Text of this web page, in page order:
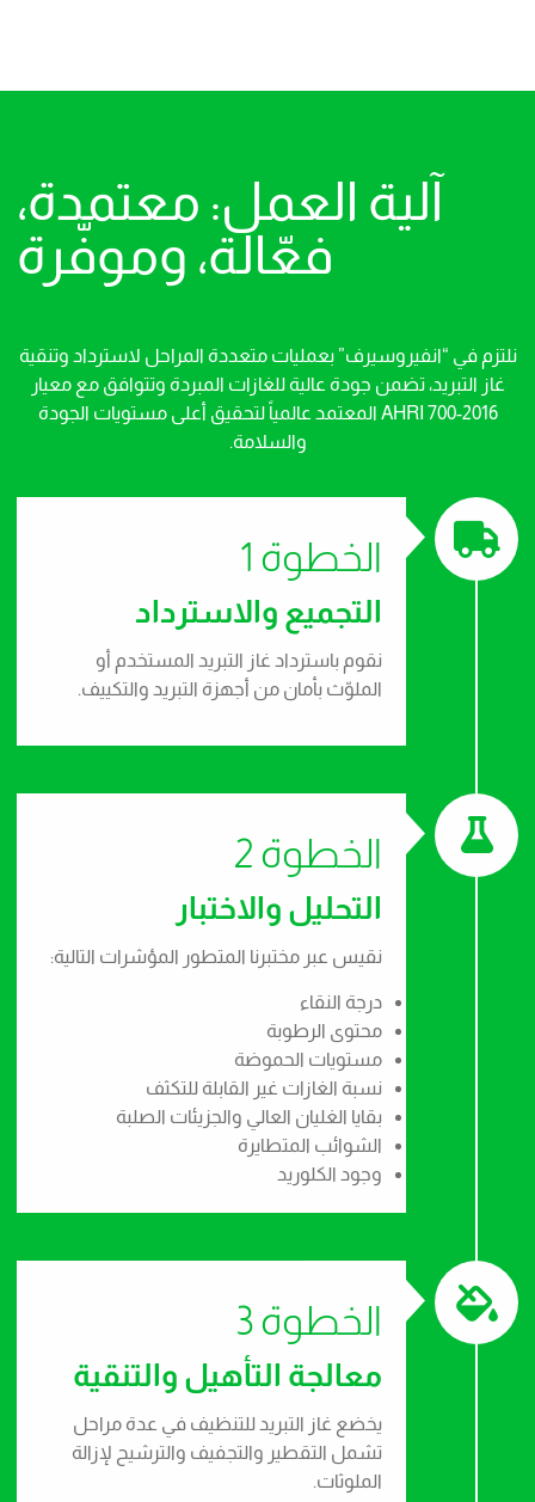
آلية العمل: معتمدة،
فعّالة، وموفّرة
نلتزم في “انفيروسيرف” بعمليات متعددة المراحل لاسترداد وتنقية
غاز التبريد، تضمن جودة عالية للغازات المبردة وتتوافق مع معيار
AHRI 700-2016 المعتمد عالمياً لتحقيق أعلى مستويات الجودة
والسلامة.
الخطوة 1
التجميع والاسترداد
نقوم باسترداد غاز التبريد المستخدم أو
الملوّث بأمان من أجهزة التبريد والتكييف.
الخطوة 2
التحليل والاختبار
نقيس عبر مختبرنا المتطور المؤشرات التالية:
درجة النقاء
محتوى الرطوبة
مستويات الحموضة
نسبة الغازات غير القابلة للتكثف
بقايا الغليان العالي والجزيئات الصلبة
الشوائب المتطايرة
وجود الكلوريد
الخطوة 3
معالجة التأهيل والتنقية
يخضع غاز التبريد للتنظيف في عدة مراحل
تشمل التقطير والتجفيف والترشيح لإزالة
الملوثات.